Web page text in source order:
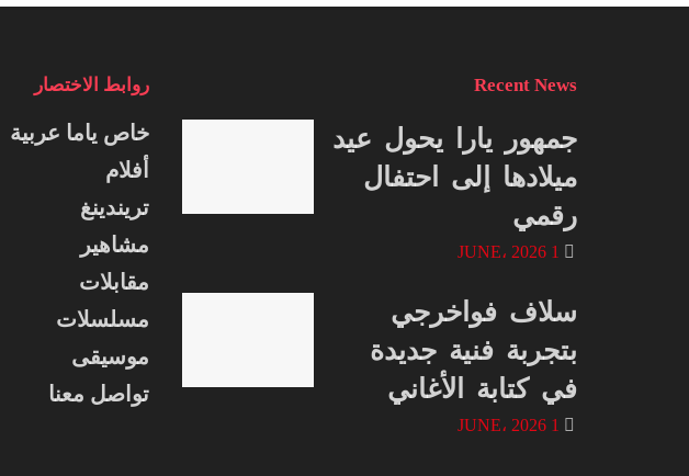
روابط الاختصار
خاص ياما عربية
أفلام
تريندينغ
مشاهير
مقابلات
مسلسلات
موسيقى
تواصل معنا
Recent News
جمهور يارا يحول عيد
ميلادها إلى احتفال
رقمي
سلاف فواخرجي
بتجربة فنية جديدة
في كتابة الأغاني